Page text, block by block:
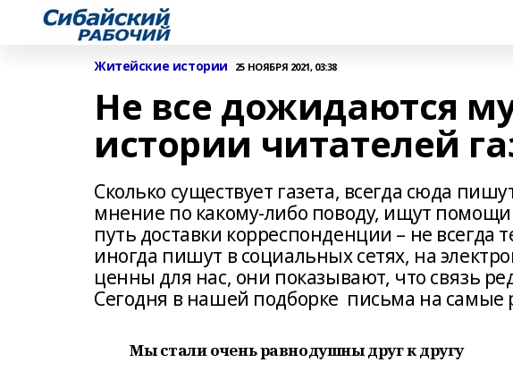
Житейские истории 25 НОЯБРЯ 2021, 03:38
Не все дожидаются
истории читателей
Сколько существует газета, всегда сюда
мнение по какому-либо поводу, ищут
путь доставки корреспонденции – не всегда
иногда пишут в социальных сетях, на
ценны для нас, они показывают, что связь
Сегодня в нашей подборке письма на самые
Мы стали очень равнодушны друг к другу